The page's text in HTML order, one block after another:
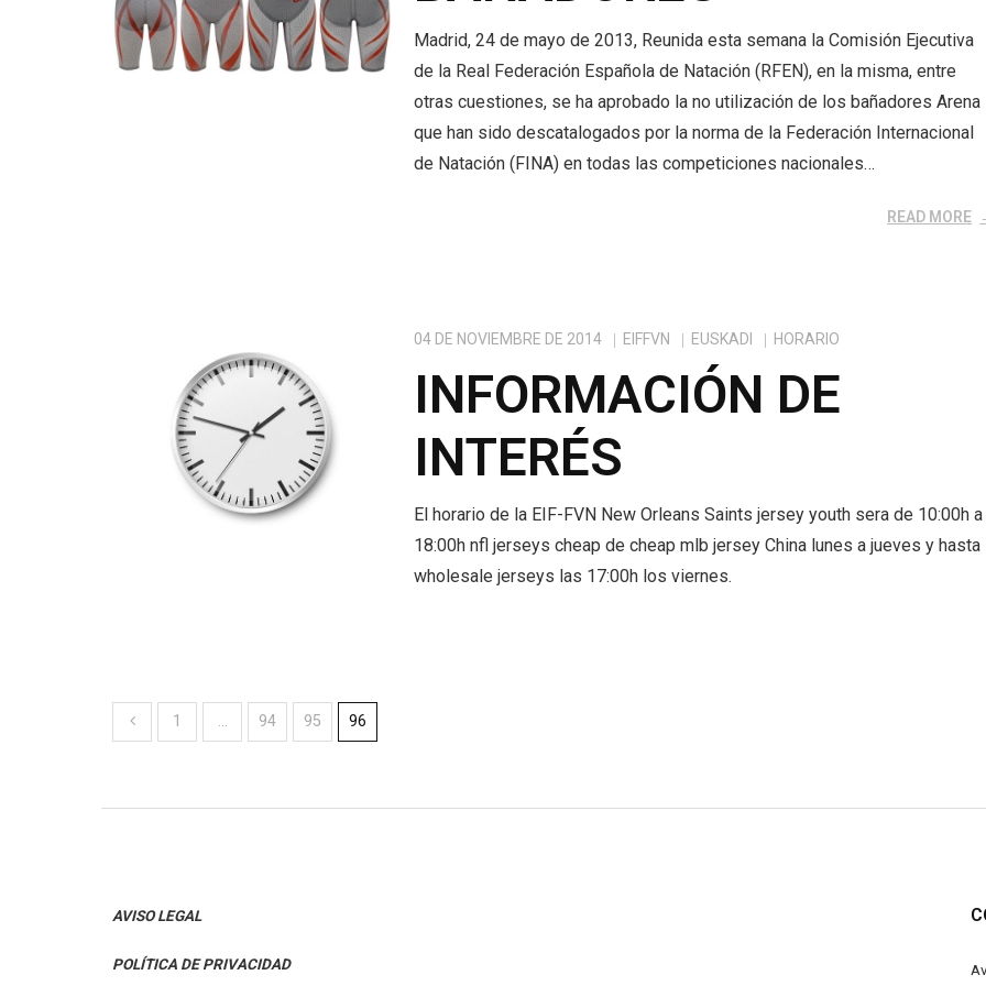
Madrid, 24 de mayo de 2013, Reunida esta semana la Comisión Ejecutiva
de la Real Federación Española de Natación (RFEN), en la misma, entre
otras cuestiones, se ha aprobado la no utilización de los bañadores Arena
que han sido descatalogados por la norma de la Federación Internacional
de Natación (FINA) en todas las competiciones nacionales…
READ MORE
04 DE NOVIEMBRE DE 2014 EIFFVN EUSKADI HORARIO
INFORMACIÓN DE
INTERÉS
El horario de la EIF-FVN New Orleans Saints jersey youth sera de 10:00h a
18:00h nfl jerseys cheap de cheap mlb jersey China lunes a jueves y hasta
wholesale jerseys las 17:00h los viernes.
1 … 94 95 96
AVISO LEGAL
POLÍTICA DE PRIVACIDAD